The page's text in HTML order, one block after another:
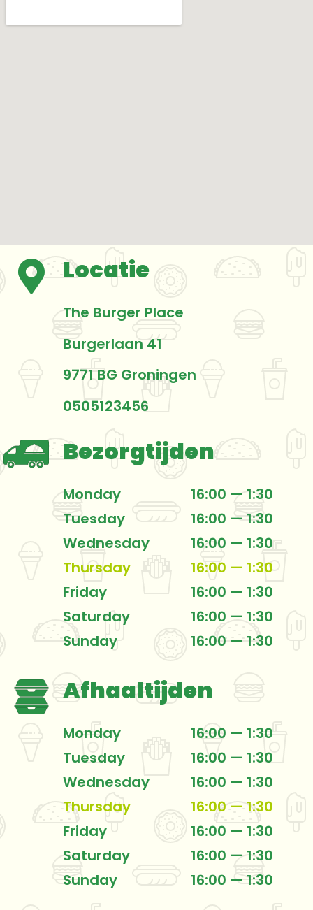
Locatie
The Burger Place
Burgerlaan 41
9771 BG Groningen
0505123456
Bezorgtijden
Monday
16:00 — 1:30
Tuesday
16:00 — 1:30
Wednesday
16:00 — 1:30
Thursday
16:00 — 1:30
Friday
16:00 — 1:30
Saturday
16:00 — 1:30
Sunday
16:00 — 1:30
Afhaaltijden
Monday
16:00 — 1:30
Tuesday
16:00 — 1:30
Wednesday
16:00 — 1:30
Thursday
16:00 — 1:30
Friday
16:00 — 1:30
Saturday
16:00 — 1:30
Sunday
16:00 — 1:30